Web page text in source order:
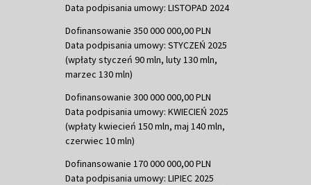
Data podpisania umowy: LISTOPAD 2024
Dofinansowanie 350 000 000,00 PLN
Data podpisania umowy: STYCZEŃ 2025
(wpłaty styczeń 90 mln, luty 130 mln,
marzec 130 mln)
Dofinansowanie 300 000 000,00 PLN
Data podpisania umowy: KWIECIEŃ 2025
(wpłaty kwiecień 150 mln, maj 140 mln,
czerwiec 10 mln)
Dofinansowanie 170 000 000,00 PLN
Data podpisania umowy: LIPIEC 2025